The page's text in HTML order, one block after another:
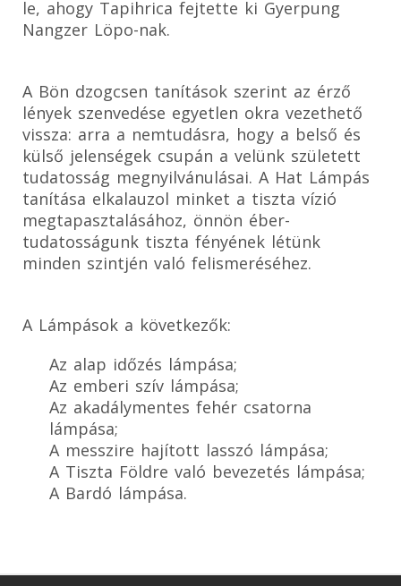
le, ahogy Tapihrica fejtette ki Gyerpung
Nangzer Löpo-nak.
A Bön dzogcsen tanítások szerint az érző
lények szenvedése egyetlen okra vezethető
vissza: arra a nemtudásra, hogy a belső és
külső jelenségek csupán a velünk született
tudatosság megnyilvánulásai. A Hat Lámpás
tanítása elkalauzol minket a tiszta vízió
megtapasztalásához, önnön éber-
tudatosságunk tiszta fényének létünk
minden szintjén való felismeréséhez.
A Lámpások a következők:
Az alap időzés lámpása;
Az emberi szív lámpása;
Az akadálymentes fehér csatorna
lámpása;
A messzire hajított lasszó lámpása;
A Tiszta Földre való bevezetés lámpása;
A Bardó lámpása.